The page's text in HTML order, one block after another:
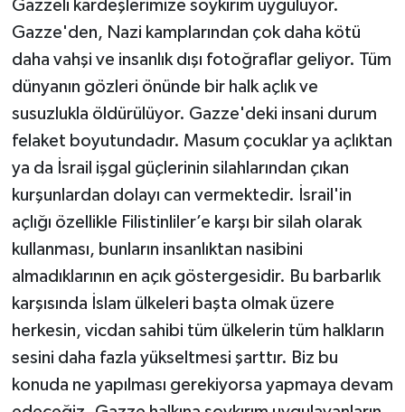
Gazzeli kardeşlerimize soykırım uyguluyor.
Gazze'den, Nazi kamplarından çok daha kötü
daha vahşi ve insanlık dışı fotoğraflar geliyor. Tüm
dünyanın gözleri önünde bir halk açlık ve
susuzlukla öldürülüyor. Gazze'deki insani durum
felaket boyutundadır. Masum çocuklar ya açlıktan
ya da İsrail işgal güçlerinin silahlarından çıkan
kurşunlardan dolayı can vermektedir. İsrail'in
açlığı özellikle Filistinliler’e karşı bir silah olarak
kullanması, bunların insanlıktan nasibini
almadıklarının en açık göstergesidir. Bu barbarlık
karşısında İslam ülkeleri başta olmak üzere
herkesin, vicdan sahibi tüm ülkelerin tüm halkların
sesini daha fazla yükseltmesi şarttır. Biz bu
konuda ne yapılması gerekiyorsa yapmaya devam